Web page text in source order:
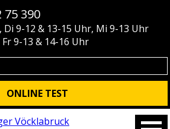
75 390
Di 9-12 & 13-15 Uhr, Mi 9-13 Uhr
9-13 & 14-16 Uhr
ONLINE TEST